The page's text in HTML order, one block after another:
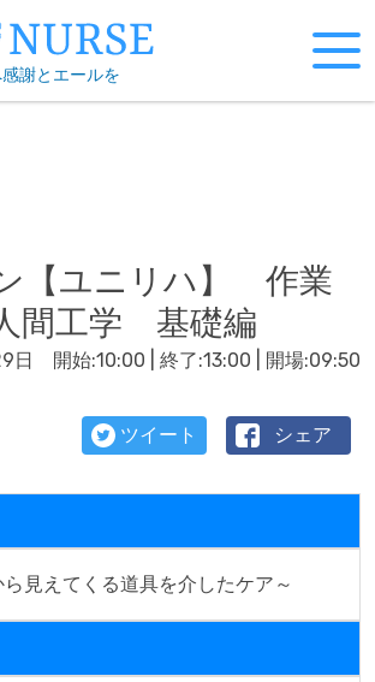
謝とエールを
【ユニリハ】 作業
間工学 基礎編
日 開始:10:00 | 終了:13:00 | 開場:09:50
ツイート シェア
見えてくる道具を介したケア～